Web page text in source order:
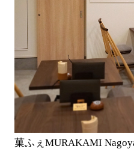
菓ふぇMURAKAMI